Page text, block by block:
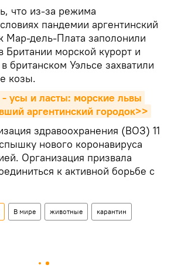
что из-за режима
пандемии аргентинский
Мар-дель-Плата заполонили
Британии морской курорт и
британском Уэльсе захватили
козы.
- усы и ласты: морские львы
аргентинский городок>>
здравоохранения (ВОЗ) 11
нового коронавируса
Организация призвала
к активной борьбе с
В мире животные карантин